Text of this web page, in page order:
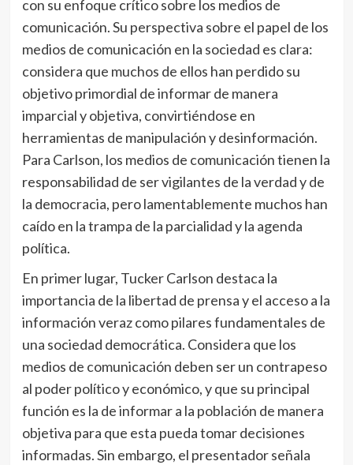
con su enfoque crítico sobre los medios de
comunicación. Su perspectiva sobre el papel de los
medios de comunicación en la sociedad es clara:
considera que muchos de ellos han perdido su
objetivo primordial de informar de manera
imparcial y objetiva, convirtiéndose en
herramientas de manipulación y desinformación.
Para Carlson, los medios de comunicación tienen la
responsabilidad de ser vigilantes de la verdad y de
la democracia, pero lamentablemente muchos han
caído en la trampa de la parcialidad y la agenda
política.
En primer lugar, Tucker Carlson destaca la
importancia de la libertad de prensa y el acceso a la
información veraz como pilares fundamentales de
una sociedad democrática. Considera que los
medios de comunicación deben ser un contrapeso
al poder político y económico, y que su principal
función es la de informar a la población de manera
objetiva para que esta pueda tomar decisiones
informadas. Sin embargo, el presentador señala